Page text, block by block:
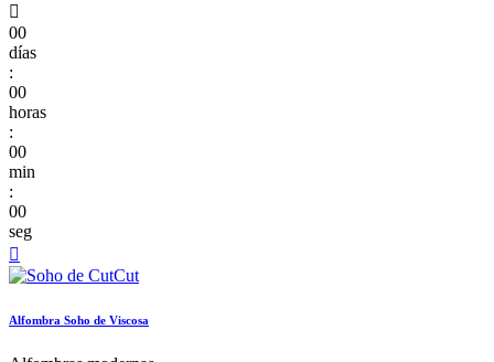

00
días
:
00
horas
:
00
min
:
00
seg

Alfombra Soho de Viscosa